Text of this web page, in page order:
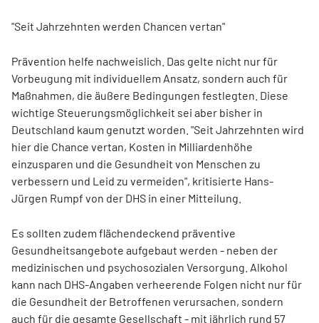
"Seit Jahrzehnten werden Chancen vertan"
Prävention helfe nachweislich. Das gelte nicht nur für
Vorbeugung mit individuellem Ansatz, sondern auch für
Maßnahmen, die äußere Bedingungen festlegten. Diese
wichtige Steuerungsmöglichkeit sei aber bisher in
Deutschland kaum genutzt worden. "Seit Jahrzehnten wird
hier die Chance vertan, Kosten in Milliardenhöhe
einzusparen und die Gesundheit von Menschen zu
verbessern und Leid zu vermeiden", kritisierte Hans-
Jürgen Rumpf von der DHS in einer Mitteilung.
Es sollten zudem flächendeckend präventive
Gesundheitsangebote aufgebaut werden - neben der
medizinischen und psychosozialen Versorgung. Alkohol
kann nach DHS-Angaben verheerende Folgen nicht nur für
die Gesundheit der Betroffenen verursachen, sondern
auch für die gesamte Gesellschaft - mit jährlich rund 57